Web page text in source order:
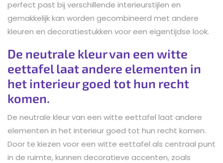
perfect past bij verschillende interieurstijlen en
gemakkelijk kan worden gecombineerd met andere
kleuren en decoratiestukken voor een eigentijdse look.
De neutrale kleur van een witte
eettafel laat andere elementen in
het interieur goed tot hun recht
komen.
De neutrale kleur van een witte eettafel laat andere
elementen in het interieur goed tot hun recht komen.
Door te kiezen voor een witte eettafel als centraal punt
in de ruimte, kunnen decoratieve accenten, zoals